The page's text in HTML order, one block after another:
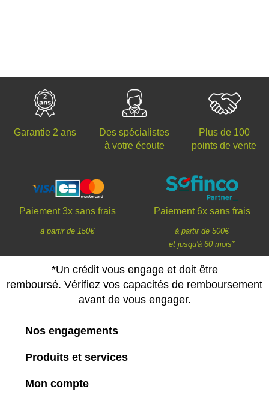
Garantie 2 ans
Des spécialistes
à votre écoute
Plus de 100
points de vente
Paiement 3x sans frais
à partir de 150€
Paiement 6x sans frais
à partir de 500€
et jusqu'à 60 mois*
*Un crédit vous engage et doit être
remboursé. Vérifiez vos capacités de remboursement
avant de vous engager.
Nos engagements
Produits et services
Mon compte